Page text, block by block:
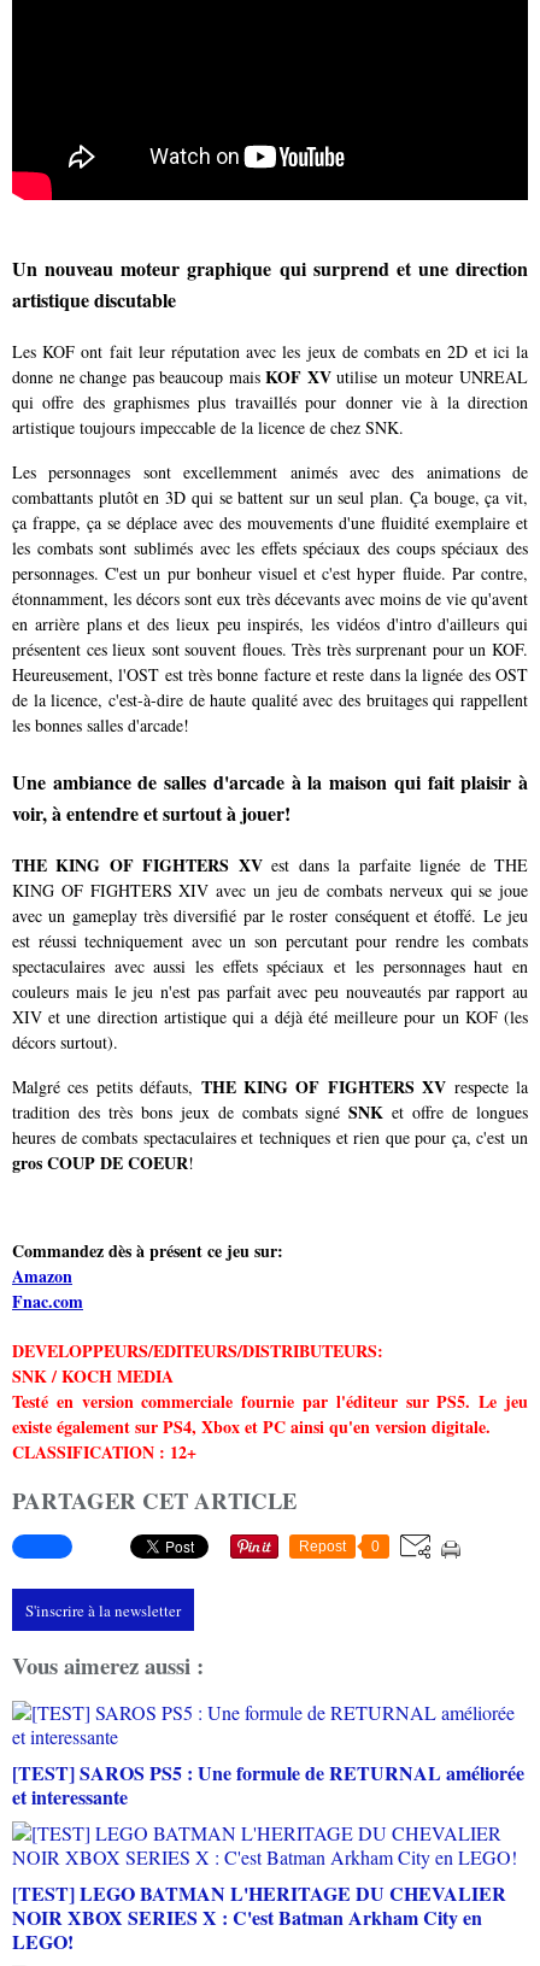
Un nouveau moteur graphique qui surprend et une direction
artistique discutable
Les KOF ont fait leur réputation avec les jeux de combats en 2D et ici la
donne ne change pas beaucoup maisKOF XVutilise un moteur UNREAL
qui offre des graphismes plus travaillés pour donner vie à la direction
artistique toujours impeccable de la licence de chez SNK.
Les personnages sont excellemment animés avec des animations de
combattants plutôt en 3D qui se battent sur un seul plan. Ça bouge, ça vit,
ça frappe, ça se déplace avec des mouvements d'une fluidité exemplaire et
les combats sont sublimés avec les effets spéciaux des coups spéciaux des
personnages. C'est un pur bonheur visuel et c'est hyper fluide. Par contre,
étonnamment, les décors sont eux très décevants avec moins de vie qu'avent
en arrière plans et des lieux peu inspirés, les vidéos d'intro d'ailleurs qui
présentent ces lieux sont souvent floues. Très très surprenant pour un KOF.
Heureusement, l'OST est très bonne facture et reste dans la lignée des OST
de la licence, c'est-à-dire de haute qualité avec des bruitages qui rappellent
les bonnes salles d'arcade!
Une ambiance de salles d'arcade à la maison qui fait plaisir à
voir, à entendre et surtout à jouer!
THE KING OF FIGHTERS XVest dans la parfaite lignée de THE
KING OF FIGHTERS XIV avec un jeu de combats nerveux qui se joue
avec un gameplay très diversifié par le roster conséquent et étoffé. Le jeu
est réussi techniquement avec un son percutant pour rendre les combats
spectaculaires avec aussi les effets spéciaux et les personnages haut en
couleurs mais le jeu n'est pas parfait avec peu nouveautés par rapport au
XIV et une direction artistique qui a déjà été meilleure pour un KOF (les
décors surtout).
Malgré ces petits défauts, THE KING OF FIGHTERS XV respecte la
tradition des très bons jeux de combats signé SNK et offre de longues
heures de combats spectaculaires et techniques et rien que pour ça, c'est un
gros COUP DE COEUR!
Commandez dès à présent ce jeu sur:
Amazon
Fnac.com
DEVELOPPEURS/EDITEURS/DISTRIBUTEURS:
SNK / KOCH MEDIA
Testé en version commerciale fournie par l'éditeur sur PS5. Le jeu
existe également sur PS4, Xbox et PC ainsi qu'en version digitale.
CLASSIFICATION : 12+
PARTAGER CET ARTICLE
Repost 0
S'inscrire à la newsletter
Vous aimerez aussi :
[TEST] SAROS PS5 : Une formule de RETURNAL améliorée
et interessante
[TEST] LEGO BATMAN L'HERITAGE DU CHEVALIER
NOIR XBOX SERIES X : C'est Batman Arkham City en
LEGO!